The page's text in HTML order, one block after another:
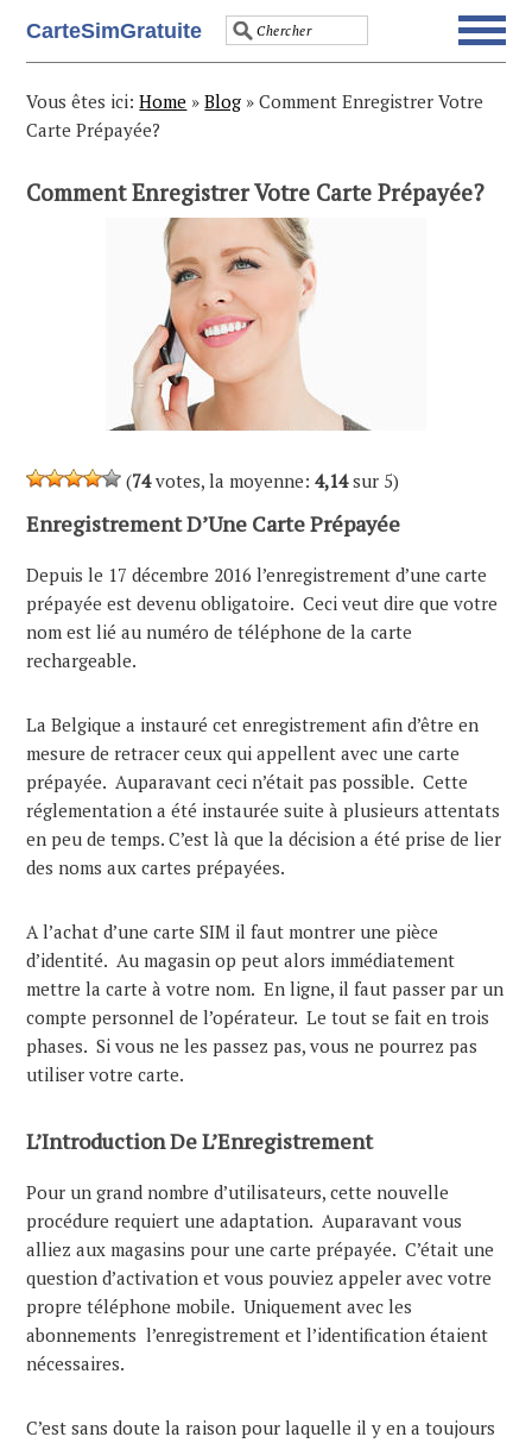
to
navigation
to
content
to
sidebar
to
CarteSimGratuite
Vous êtes ici:Home »Blog »Comment Enregistrer Votre
Carte Prépayée?
Comment Enregistrer Votre Carte Prépayée?
(74votes, la moyenne:4,14sur 5)
Enregistrement D’Une Carte Prépayée
Depuis le 17 décembre 2016 l’enregistrement d’une carte
prépayée est devenu obligatoire. Ceci veut dire que votre
nom est lié au numéro de téléphone de la carte
rechargeable.
La Belgique a instauré cet enregistrement afin d’être en
mesure de retracer ceux qui appellent avec une carte
prépayée. Auparavant ceci n’était pas possible. Cette
réglementation a été instaurée suite à plusieurs attentats
en peu de temps. C’est là que la décision a été prise de lier
des noms aux cartes prépayées.
A l’achat d’une carte SIM il faut montrer une pièce
d’identité. Au magasin op peut alors immédiatement
mettre la carte à votre nom. En ligne, il faut passer par un
compte personnel de l’opérateur. Le tout se fait en trois
phases. Si vous ne les passez pas, vous ne pourrez pas
utiliser votre carte.
L’Introduction De L’Enregistrement
Pour un grand nombre d’utilisateurs, cette nouvelle
procédure requiert une adaptation. Auparavant vous
alliez aux magasins pour une carte prépayée. C’était une
question d’activation et vous pouviez appeler avec votre
propre téléphone mobile. Uniquement avec les
abonnements l’enregistrement et l’identification étaient
nécessaires.
C’est sans doute la raison pour laquelle il y en a toujours